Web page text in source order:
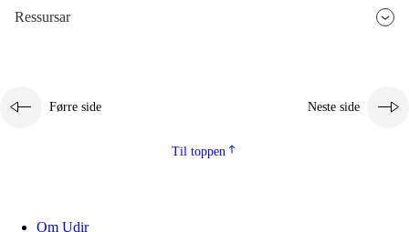
Ressursar
Førre side Neste side
Til toppen
Om Udir